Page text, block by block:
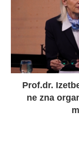
Prof.dr.
ne zna